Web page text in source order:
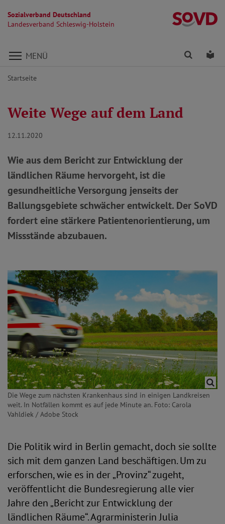
Sozialverband Deutschland
Landesverband Schleswig-Holstein
Direkt zu den Inhalten springen
MENÜ Finden
Startseite
Weite Wege auf dem Land
12.11.2020
Wie aus dem Bericht zur Entwicklung der
ländlichen Räume hervorgeht, ist die
gesundheitliche Versorgung jenseits der
Ballungsgebiete schwächer entwickelt. Der SoVD
fordert eine stärkere Patientenorientierung, um
Missstände abzubauen.
Die Wege zum nächsten Krankenhaus sind in einigen Landkreisen
weit. In Notfällen kommt es auf jede Minute an. Foto: Carola
Vahldiek / Adobe Stock
Die Politik wird in Berlin gemacht, doch sie sollte
sich mit dem ganzen Land beschäftigen. Um zu
erforschen, wie es in der „Provinz“ zugeht,
veröffentlicht die Bundesregierung alle vier
Jahre den „Bericht zur Entwicklung der
ländlichen Räume“. Agrarministerin Julia